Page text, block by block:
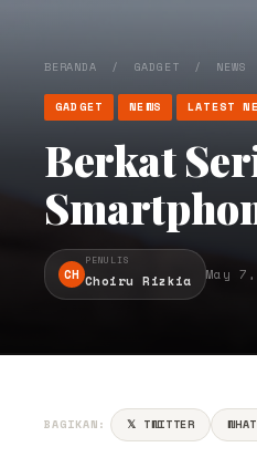
BERANDA / GADGET / NEWS
GADGET NEWS LATEST
Berkat
CH
PENULIS
Choiru Rizkia May
BAGIKAN: 𝕏 TWITTER